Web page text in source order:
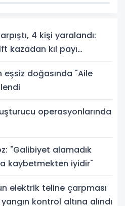
4 kişi yaralandı:
kazadan kıl payı
eşsiz doğasında "Aile
operasyonlarında
"Galibiyet alamadık
kaybetmekten iyidir"
elektrik teline çarpması
kontrol altına alındı